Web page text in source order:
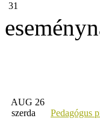
31
AUG 26
szerda
Pedagógus